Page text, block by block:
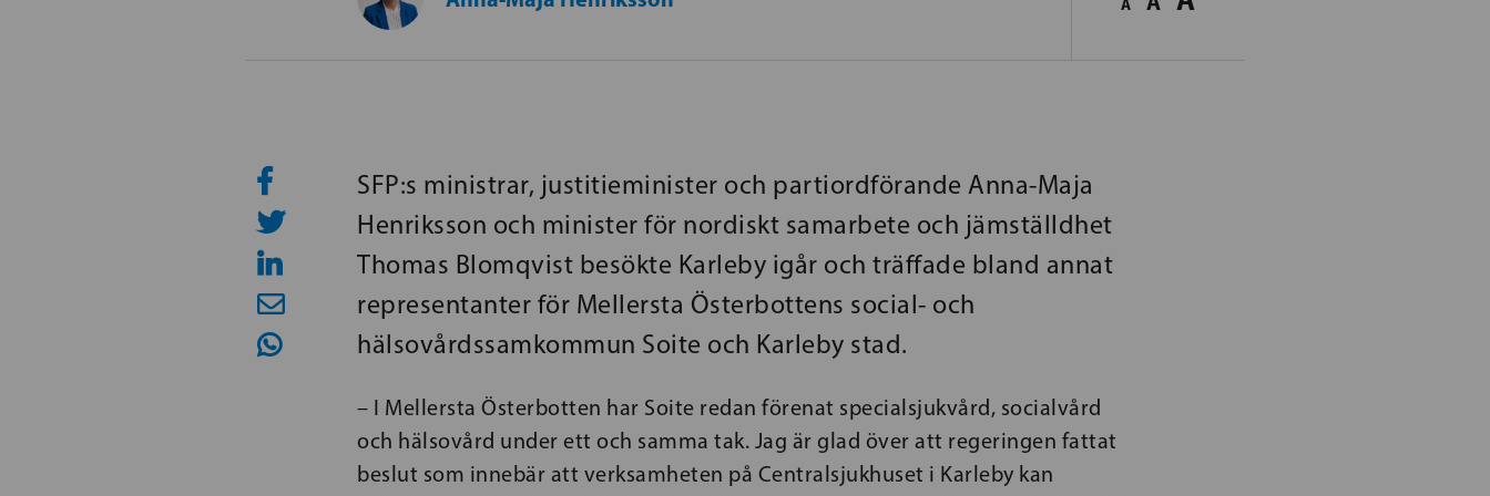
A
SFP:s ministrar, justitieminister och partiordförande Anna-Maja
Henriksson och minister för nordiskt samarbete och jämställdhet
Thomas Blomqvist besökte Karleby igår och träffade bland annat
representanter för Mellersta Österbottens social- och
hälsovårdssamkommun Soite och Karleby stad.
– I Mellersta Österbotten har Soite redan förenat specialsjukvård, socialvård
och hälsovård under ett och samma tak. Jag är glad över att regeringen fattat
beslut som innebär att verksamheten på Centralsjukhuset i Karleby kan